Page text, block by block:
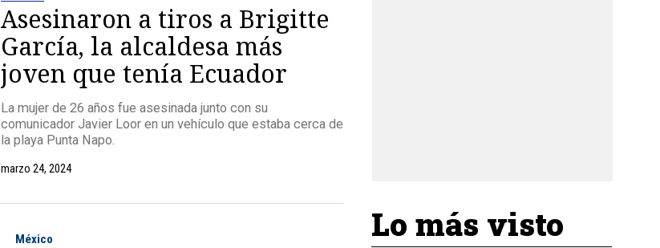
Asesinaron a tiros a Brigitte
García, la alcaldesa más
joven que tenía Ecuador
La mujer de 26 años fue asesinada junto con su
comunicador Javier Loor en un vehículo que estaba cerca de
la playa Punta Napo.
marzo 24, 2024
México Lo más visto